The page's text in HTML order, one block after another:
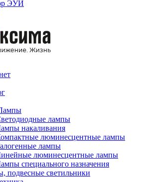
ЭУИ
лампы
накаливания
люминесцентные лампы
лампы
люминесцентные лампы
специального назначения
подвесные светильники